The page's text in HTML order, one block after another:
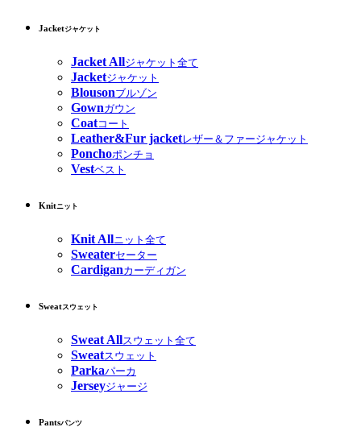
Jacketジャケット
Jacket Allジャケット全て
Jacketジャケット
Blousonブルゾン
Gownガウン
Coatコート
Leather&Fur jacketレザー＆ファージャケット
Ponchoポンチョ
Vestベスト
Knitニット
Knit Allニット全て
Sweaterセーター
Cardiganカーディガン
Sweatスウェット
Sweat Allスウェット全て
Sweatスウェット
Parkaパーカ
Jerseyジャージ
Pantsパンツ